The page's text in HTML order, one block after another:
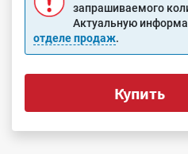
запрашиваемого
Актуальную
отделе продаж.
Купить